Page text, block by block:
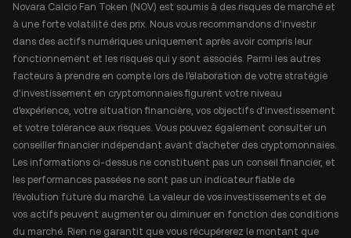
Novara Calcio Fan Token (NOV) est soumis à des risques de marché et
à une forte volatilité des prix. Nous vous recommandons d'investir
dans des actifs numériques uniquement après avoir compris leur
fonctionnement et les risques qui y sont associés. Parmi les autres
facteurs à prendre en compte lors de l'élaboration de votre stratégie
d'investissement en cryptomonnaies figurent votre niveau
d'expérience, votre situation financière, vos objectifs d'investissement
et votre tolérance aux risques. Vous pouvez également consulter un
conseiller financier indépendant avant d'acheter des cryptomonnaies.
Les informations ci-dessus ne constituent pas un conseil financier, et
les performances passées ne sont pas un indicateur fiable de
l'évolution future du marché. La valeur de vos investissements et de
vos actifs peuvent augmenter ou diminuer en fonction des conditions
du marché. Rien ne garantit que vous récupérerez le montant que